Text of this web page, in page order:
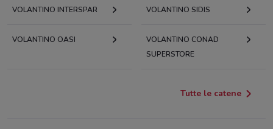
VOLANTINO INTERSPAR VOLANTINO SIDIS
VOLANTINO OASI
VOLANTINO CONAD
SUPERSTORE
Tutte le catene